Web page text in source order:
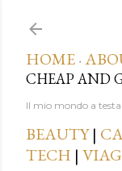
HOME ·
CHEAP AND
Il mio mondo a
BEAUTY|
TECH |